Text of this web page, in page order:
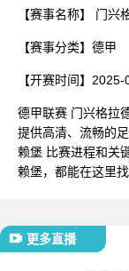
【赛事名称】 门兴
【赛事分类】 德甲
【开赛时间】 2025-
德甲联赛 门兴格拉
提供高清、流畅的
赖堡 比赛进程和关
赖堡，都能在这里
更多直播